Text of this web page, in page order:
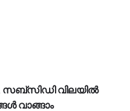
സബ്സിഡി വിലയിൽ
വാങ്ങാം